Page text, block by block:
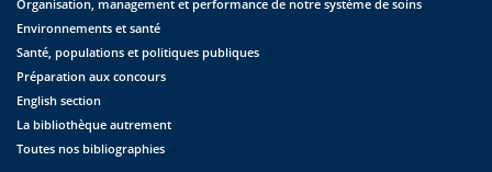
Organisation, management et performance de notre système de soins
Environnements et santé
Santé, populations et politiques publiques
Préparation aux concours
English section
La bibliothèque autrement
Toutes nos bibliographies